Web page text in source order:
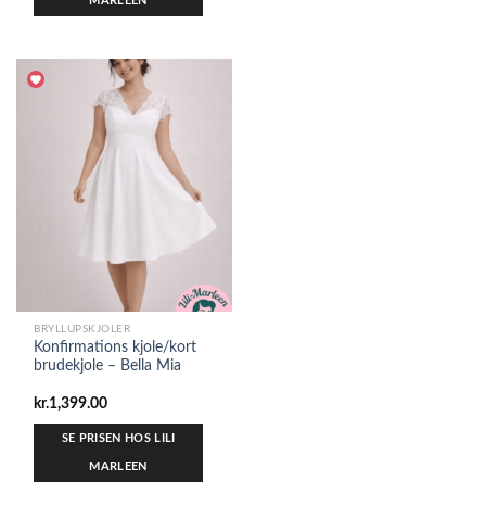
BRYLLUPSKJOLER
Konfirmations kjole/kort
brudekjole – Bella Mia
kr.1,399.00
SE PRISEN HOS LILI
MARLEEN